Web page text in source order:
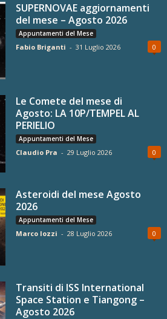
SUPERNOVAE aggiornamenti
del mese – Agosto 2026
Appuntamenti del Mese
Fabio Briganti - 31 Luglio 2026 0
Le Comete del mese di
Agosto: LA 10P/TEMPEL AL
PERIELIO
Appuntamenti del Mese
Claudio Pra - 29 Luglio 2026 0
Asteroidi del mese Agosto
2026
Appuntamenti del Mese
Marco Iozzi - 28 Luglio 2026 0
Transiti di ISS International
Space Station e Tiangong –
Agosto 2026